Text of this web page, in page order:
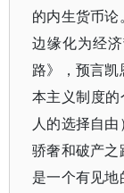
的内生货币论
边缘化为经
路》，预言
本主义制度的
人的选择自
骄奢和破产
是一个有见